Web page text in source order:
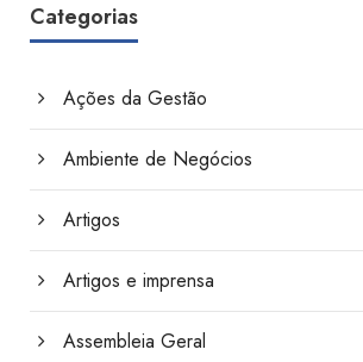
Categorias
Ações da Gestão
Ambiente de Negócios
Artigos
Artigos e imprensa
Assembleia Geral